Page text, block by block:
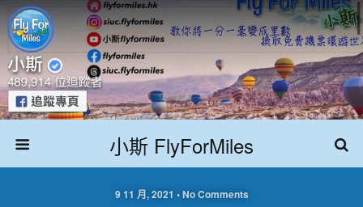
小斯 FlyForMiles
9 11 月, 2021 • No Comments